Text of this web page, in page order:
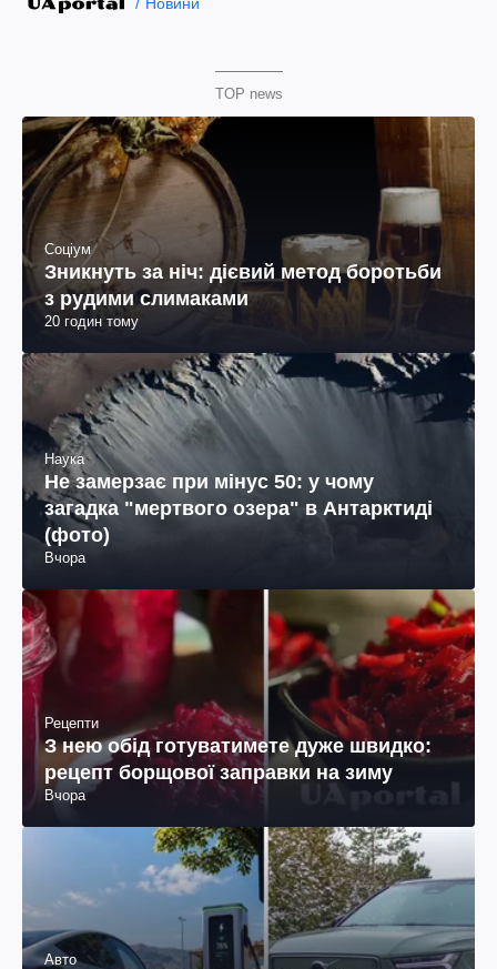
TOP news
Соціум
Зникнуть за ніч: дієвий метод боротьби
з рудими слимаками
20 годин тому
Наука
Не замерзає при мінус 50: у чому
загадка "мертвого озера" в Антарктиді
(фото)
Вчора
Рецепти
З нею обід готуватимете дуже швидко:
рецепт борщової заправки на зиму
Вчора
Авто